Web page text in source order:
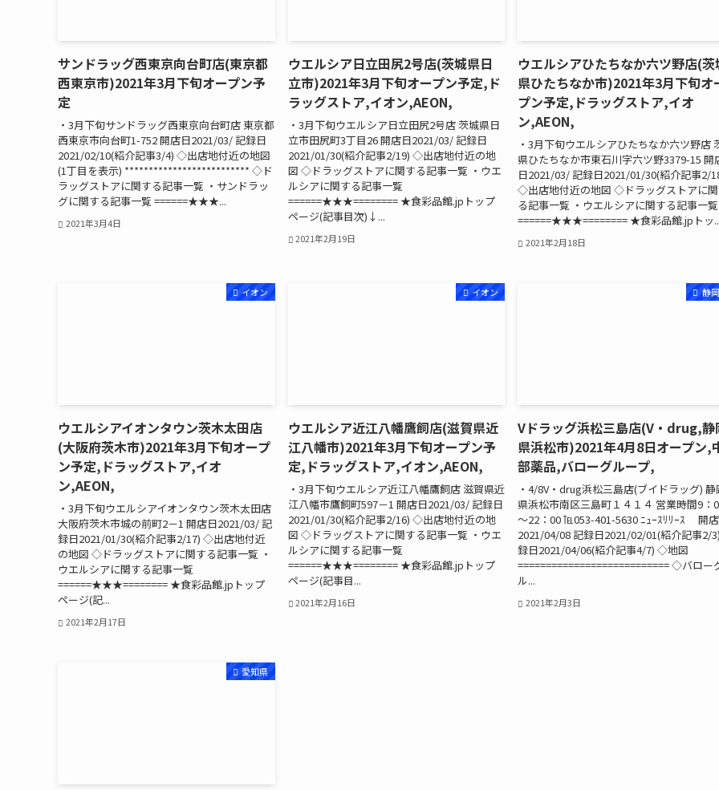
サンドラッグ西東京向台町店(東京都
西東京市)2021年3月下旬オープン予
定
・3月下旬サンドラッグ西東京向台町店 東京都
西東京市向台町1-752 開店日2021/03/ 記録日
2021/02/10(紹介記事3/4) ◇出店地付近の地図
(1丁目を表示) ************************** ◇ド
ラッグストアに関する記事一覧 ・サンドラッ
グに関する記事一覧 ======★★★...
2021年3月4日
ウエルシア日立田尻2号店(茨城県日
立市)2021年3月下旬オープン予定,ド
ラッグストア,イオン,AEON,
・3月下旬ウエルシア日立田尻2号店 茨城県日
立市田尻町3丁目26 開店日2021/03/ 記録日
2021/01/30(紹介記事2/19) ◇出店地付近の地
図 ◇ドラッグストアに関する記事一覧 ・ウエ
ルシアに関する記事一覧
======★★★======== ★食彩品館.jpトップ
ページ(記事目次)↓...
2021年2月19日
ウエルシアひたちなか六ツ野店(茨
県ひたちなか市)2021年3月下旬オ
プン予定,ドラッグストア,イオ
ン,AEON,
・3月下旬ウエルシアひたちなか六ツ野店
県ひたちなか市東石川字六ツ野3379-15 開
日2021/03/ 記録日2021/01/30(紹介記事2/
◇出店地付近の地図 ◇ドラッグストアに
る記事一覧 ・ウエルシアに関する記事一覧
======★★★======== ★食彩品館.jpトッ
2021年2月18日
イオン
ウエルシアイオンタウン茨木太田店
(大阪府茨木市)2021年3月下旬オープ
ン予定,ドラッグストア,イオ
ン,AEON,
・3月下旬ウエルシアイオンタウン茨木太田店
大阪府茨木市城の前町2－1 開店日2021/03/ 記
録日2021/01/30(紹介記事2/17) ◇出店地付近
の地図 ◇ドラッグストアに関する記事一覧 ・
ウエルシアに関する記事一覧
======★★★======== ★食彩品館.jpトップ
ページ(記...
2021年2月17日
イオン
ウエルシア近江八幡鷹飼店(滋賀県近
江八幡市)2021年3月下旬オープン予
定,ドラッグストア,イオン,AEON,
・3月下旬ウエルシア近江八幡鷹飼店 滋賀県近
江八幡市鷹飼町597－1 開店日2021/03/ 記録日
2021/01/30(紹介記事2/16) ◇出店地付近の地
図 ◇ドラッグストアに関する記事一覧 ・ウエ
ルシアに関する記事一覧
======★★★======== ★食彩品館.jpトップ
ページ(記事目...
2021年2月16日
静
Vドラッグ浜松三島店(V・drug,静
県浜松市)2021年4月8日オープン,
部薬品,バローグループ,
・4/8V・drug浜松三島店(ブイドラッグ) 静
県浜松市南区三島町１４１４ 営業時間9：
～22：00 ℡053-401-5630 ﾆｭｰｽﾘﾘｰｽ 開
2021/04/08 記録日2021/02/01(紹介記事2/
録日2021/04/06(紹介記事4/7) ◇地図
=========================== ◇バロー
ル...
2021年2月3日
愛知県